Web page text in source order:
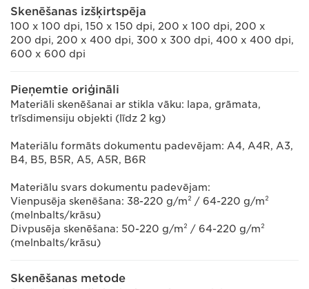
Skenēšanas izšķirtspēja
100 x 100 dpi, 150 x 150 dpi, 200 x 100 dpi, 200 x
200 dpi, 200 x 400 dpi, 300 x 300 dpi, 400 x 400 dpi,
600 x 600 dpi
Pieņemtie oriģināli
Materiāli skenēšanai ar stikla vāku: lapa, grāmata,
trīsdimensiju objekti (līdz 2 kg)
Materiālu formāts dokumentu padevējam: A4, A4R, A3,
B4, B5, B5R, A5, A5R, B6R
Materiālu svars dokumentu padevējam:
Vienpusēja skenēšana: 38-220 g/m² / 64-220 g/m²
(melnbalts/krāsu)
Divpusēja skenēšana: 50-220 g/m² / 64-220 g/m²
(melnbalts/krāsu)
Skenēšanas metode